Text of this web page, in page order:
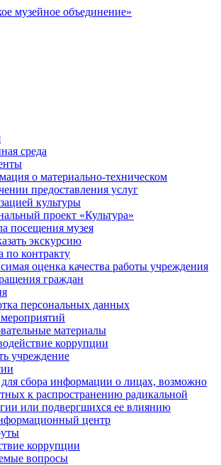
среда
о материально-техническом
предоставления услуг
культуры
проект «Культура»
посещения музея
экскурсию
по контракту
оценка качества работы учреждения
граждан
персональных данных
материалы
коррупции
учреждение
сбора информации о лицах, возможно
к распространению радикальной
или подвергшихся ее влиянию
центр
коррупции
вопросы